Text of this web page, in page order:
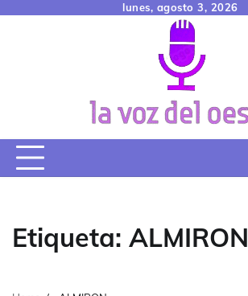
lunes, agosto 3, 2026
Etiqueta: ALMIRON